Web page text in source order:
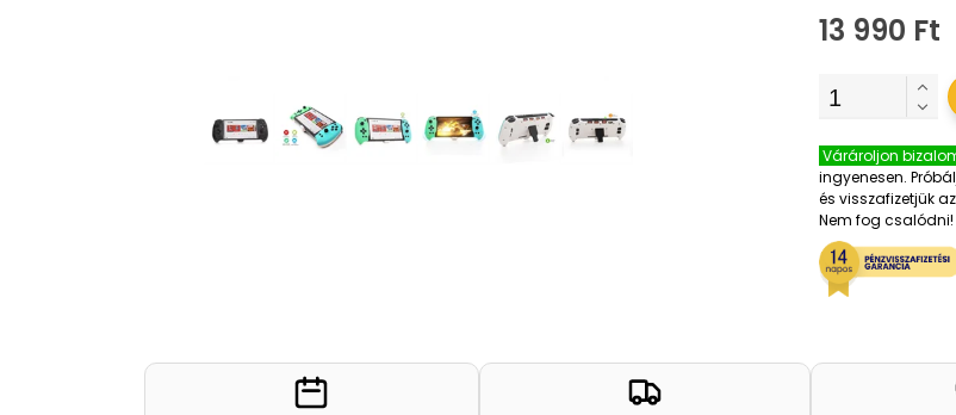
13 990 Ft
Várároljon
ingyenesen.
és visszafizetjük
Nem fog csalódni!